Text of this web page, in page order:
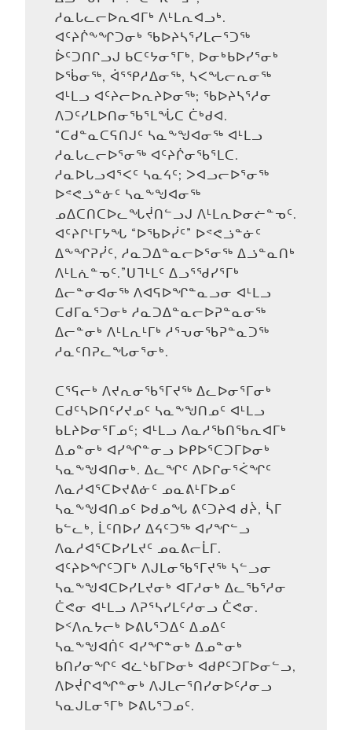
ᓱᓇᒐᓚᓕᐅᕆᐊᒥᒃ ᐱᒻᒪᕆᐊᓗᒃ.
ᐊᑦᔨᒌᖕᖏᑐᓂᒃ ᖃᐅᔨᓴᕐᓯᒪᓕᕐᑐᖅ
ᐆᑦᑐᑎᒋᓗᒍ ᑲᑕᑦᔭᓂᕐᒥᒃ, ᐅᓂᒃᑲᐅᓯᕐᓂᒃ
ᐅᖄᓂᖅ, ᐋᕐᕿᓱᐃᓂᖅ, ᓴᐸᖓᓕᕆᓂᖅ
ᐊᒻᒪᓗ ᐊᑦᔨᓕᐅᕆᔨᐅᓂᖅ; ᖃᐅᔨᓴᕐᓱᓂ
ᐱᑐᑦᓯᒪᐅᑎᓂᖃᕐᒪᖔᑕ ᑖᒃᑯᐊ.
“ᑕᑯᓐᓇᑕᕋᑎᒍᑦ ᓴᓇᖕᖑᐊᓂᖅ ᐊᒻᒪᓗ
ᓱᓇᒐᓚᓕᐅᕐᓂᖅ ᐊᑦᔨᒌᓂᖃᕐᒪᑕ.
ᓱᓇᐅᒐᓗᐊᕐᐸᑦ ᓴᓇᔦᑦ; ᐳᐊᓗᓕᐅᕐᓂᖅ
ᐅᕝᕙᓘᓐᓃᑦ ᓴᓇᖕᖑᐊᓂᖅ
ᓄᐃᑕᑎᑕᐅᓚᖓᔫᑎᓪᓗᒍ ᐱᒻᒪᕆᐅᓂᓖᓐᓀᑦ.
ᐊᑦᔨᒋᒻᒥᔭᖓ “ᐅᖃᐅᓰᑦ” ᐅᕝᕙᓘᓐᓃᑦ
ᐃᖕᖏᕈᓰᑦ, ᓱᓇᑐᐃᓐᓇᓕᐅᕐᓂᖅ ᐃᓘᓐᓇᑎᒃ
ᐱᒻᒪᕇᓐᓀᑦ.”ᑌᒣᒻᒪᑦ ᐃᓗᕐᖁᓯᕐᒥᒃ
ᐃᓕᓐᓂᐊᓂᖅ ᐱᐊᕋᐅᖏᓐᓇᓗᓂ ᐊᒻᒪᓗ
ᑕᑯᒥᓇᕐᑐᓂᒃ ᓱᓇᑐᐃᓐᓇᓕᐅᕈᓐᓇᓂᖅ
ᐃᓕᓐᓂᒃ ᐱᒻᒪᕆᒻᒥᒃ ᓱᕐᕃᓂᖃᕈᓐᓇᑐᖅ
ᓱᓇᑦᑎᕈᓚᖓᓂᕐᓂᒃ.
ᑕᕐᕋᓕᒃ ᐱᔪᕆᓂᖃᕐᒥᔪᖅ ᐃᓚᐅᓂᕐᒥᓂᒃ
ᑕᑯᑦᓴᐅᑎᑦᓯᔪᓄᑦ ᓴᓇᖕᖑᑎᓄᑦ ᐊᒻᒪᓗ
ᑲᒪᔨᐅᓂᕐᒥᓄᑦ; ᐊᒻᒪᓗ ᐱᓇᓱᖃᑎᖃᕆᐊᒥᒃ
ᐃᓄᓐᓂᒃ ᐊᓯᖏᓐᓂᓗ ᐅᑭᐅᕐᑕᑐᒥᐅᓂᒃ
ᓴᓇᖕᖑᐊᑎᓂᒃ. ᐃᓚᖏᑦ ᐱᐅᒋᓂᕐᐹᖏᑦ
ᐱᓇᓱᐊᕐᑕᐅᔪᕕᓃᑦ ᓄᓇᕕᒻᒥᐅᓄᑦ
ᓴᓇᖕᖑᐊᑎᓄᑦ ᐅᑯᓄᖓ ᕕᑦᑐᔨᐊ ᑯᔩ, ᓵᒥ
ᑲᓪᓚᒃ, ᒫᑦᑎᐅᓯ ᐃᔦᑦᑐᖅ ᐊᓯᖏᓪᓗ
ᐱᓇᓱᐊᕐᑕᐅᓯᒪᔪᑦ ᓄᓇᕕᓕᒫᒥ.
ᐊᑦᔨᐅᖏᑦᑐᒥᒃ ᐱᒍᒪᓂᖃᕐᒥᔪᖅ ᓴᓪᓗᓂ
ᓴᓇᖕᖑᐊᑕᐅᓯᒪᔪᓂᒃ ᐊᒥᓱᓂᒃ ᐃᓚᖃᕐᓱᓂ
ᑖᕙᓂ ᐊᒻᒪᓗ ᐱᕈᕐᓴᓯᒪᑦᓱᓂᓗ ᑖᕙᓂ.
ᐅᑉᐱᕆᔭᓕᒃ ᐅᕕᒐᕐᑐᐃᑦ ᐃᓄᐃᑦ
ᓴᓇᖕᖑᐊᑏᑦ ᐊᓯᖏᓐᓂᒃ ᐃᓄᓐᓂᒃ
ᑲᑎᓯᓂᖏᑦ ᐊᓛᔅᑲᒥᐅᓂᒃ ᐊᑯᑭᑦᑐᒥᐅᓂᓪᓗ,
ᐱᐅᔫᒋᐊᖏᓐᓂᒃ ᐱᒍᒪᓕᕐᑎᓯᓂᐅᑦᓱᓂᓗ
ᓴᓇᒍᒪᓂᕐᒥᒃ ᐅᕕᒐᕐᑐᓄᑦ.